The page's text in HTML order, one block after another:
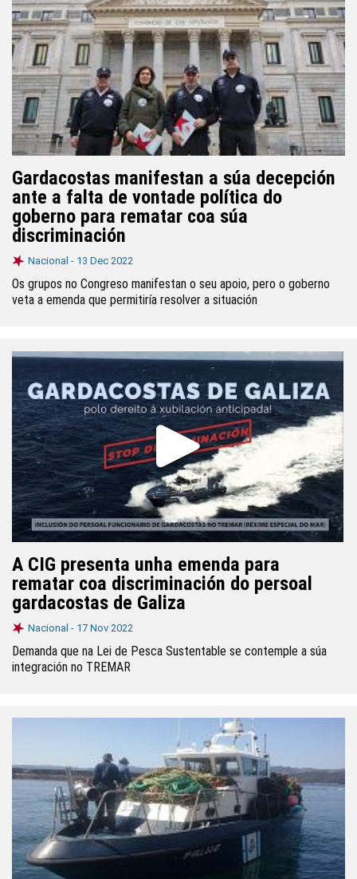
Gardacostas manifestan a súa decepción
ante a falta de vontade política do
goberno para rematar coa súa
discriminación
Nacional - 13 Dec 2022
Os grupos no Congreso manifestan o seu apoio, pero o goberno
veta a emenda que permitiría resolver a situación
A CIG presenta unha emenda para
rematar coa discriminación do persoal
gardacostas de Galiza
Nacional - 17 Nov 2022
Demanda que na Lei de Pesca Sustentable se contemple a súa
integración no TREMAR